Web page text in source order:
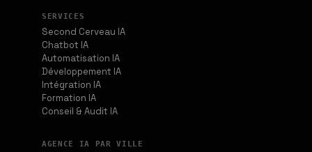
SERVICES
Second Cerveau IA
Chatbot IA
Automatisation IA
Développement IA
Intégration IA
Formation IA
Conseil & Audit IA
AGENCE IA PAR VILLE